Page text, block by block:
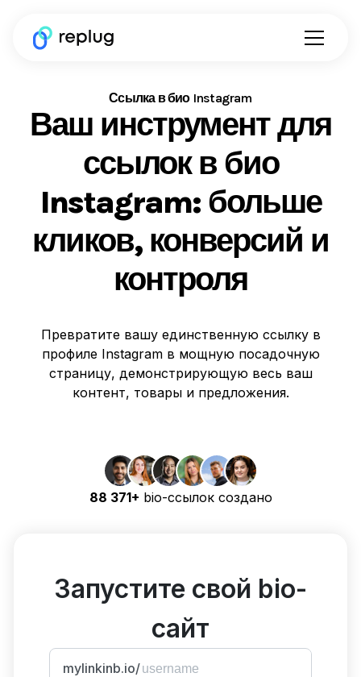
Ссылка в био Instagram
Ваш инструмент для
ссылок в био
Instagram: больше
кликов, конверсий и
контроля
Превратите вашу единственную ссылку в
профиле Instagram в мощную посадочную
страницу, демонстрирующую весь ваш
контент, товары и предложения.
88 371+ bio-ссылок создано
Запустите свой bio-
сайт
mylinkinb.io/